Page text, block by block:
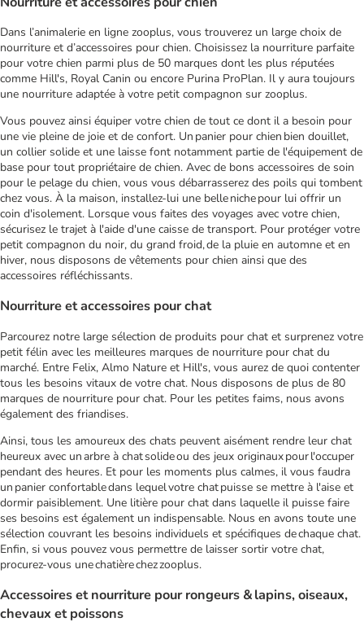
Dans l’animalerie en ligne zooplus, vous trouverez un large choix de
nourriture et d’accessoires pour chien. Choisissez la nourriture parfaite
pour votre chien parmi plus de 50 marques dont les plus réputées
comme Hill's, Royal Canin ou encore Purina ProPlan. Il y aura toujours
une nourriture adaptée à votre petit compagnon sur zooplus.
Vous pouvez ainsi équiper votre chien de tout ce dont il a besoin pour
une vie pleine de joie et de confort. Un panier pour chien bien douillet,
un collier solide et une laisse font notamment partie de l'équipement de
base pour tout propriétaire de chien. Avec de bons accessoires de soin
pour le pelage du chien, vous vous débarrasserez des poils qui tombent
chez vous. À la maison, installez-lui une belle niche pour lui offrir un
coin d'isolement. Lorsque vous faites des voyages avec votre chien,
sécurisez le trajet à l'aide d'une caisse de transport. Pour protéger votre
petit compagnon du noir, du grand froid, de la pluie en automne et en
hiver, nous disposons de vêtements pour chien ainsi que des
accessoires réfléchissants.
Nourriture et accessoires pour chat
Parcourez notre large sélection de produits pour chat et surprenez votre
petit félin avec les meilleures marques de nourriture pour chat du
marché. Entre Felix, Almo Nature et Hill's, vous aurez de quoi contenter
tous les besoins vitaux de votre chat. Nous disposons de plus de 80
marques de nourriture pour chat. Pour les petites faims, nous avons
également des friandises.
Ainsi, tous les amoureux des chats peuvent aisément rendre leur chat
heureux avec un arbre à chat solide ou des jeux originaux pour l'occuper
pendant des heures. Et pour les moments plus calmes, il vous faudra
un panier confortable dans lequel votre chat puisse se mettre à l'aise et
dormir paisiblement. Une litière pour chat dans laquelle il puisse faire
ses besoins est également un indispensable. Nous en avons toute une
sélection couvrant les besoins individuels et spécifiques de chaque chat.
Enfin, si vous pouvez vous permettre de laisser sortir votre chat,
procurez-vous une chatière chez zooplus.
Accessoires et nourriture pour rongeurs & lapins, oiseaux,
chevaux et poissons